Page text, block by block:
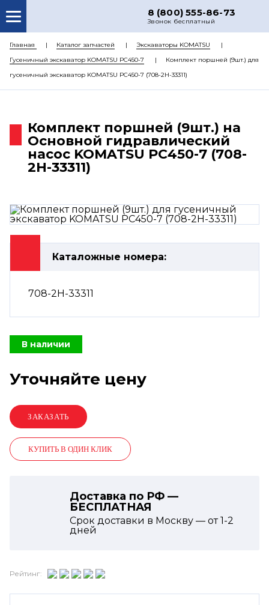
8 (800) 555-86-73
Звонок бесплатный
О НАС
КАТАЛОГ ЗАПЧАСТЕЙ
РЕМОНТ
ЦЕНЫ
КОНТАКТЫ
Главная Каталог запчастей
Экскаваторы KOMATSU
Гусеничный экскаватор KOMATSU PC450-7
Комплект поршней (9шт.) для
гусеничный экскаватор KOMATSU PC450-7 (708-2H-33311)
Комплект поршней (9шт.) на
Основной гидравлический
насос KOMATSU PC450-7 (708-
2H-33311)
Каталожные номера:
708-2H-33311
В наличии
Уточняйте цену
КУПИТЬ В ОДИН КЛИК
Доставка по РФ —
БЕСПЛАТНАЯ
Срок доставки в Москву — от1-2
дней
Рейтинг: